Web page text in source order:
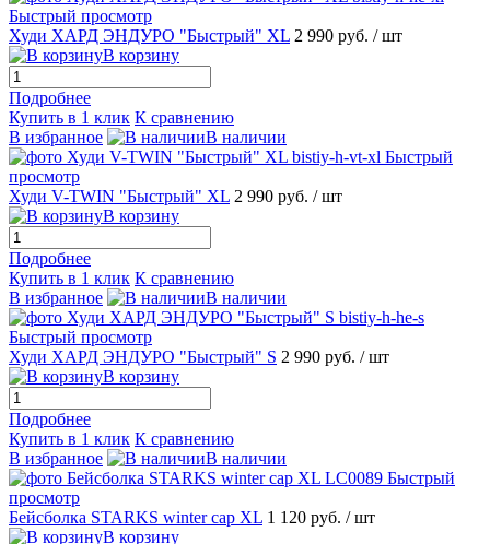
Быстрый просмотр
Худи ХАРД ЭНДУРО "Быстрый" XL 2 990 руб. / шт
В корзину
Подробнее
Купить в 1 клик К сравнению
В избранное
В наличии
Быстрый
просмотр
Худи V-TWIN "Быстрый" XL 2 990 руб. / шт
В корзину
Подробнее
Купить в 1 клик К сравнению
В избранное
В наличии
Быстрый просмотр
Худи ХАРД ЭНДУРО "Быстрый" S 2 990 руб. / шт
В корзину
Подробнее
Купить в 1 клик К сравнению
В избранное
В наличии
Быстрый
просмотр
Бейсболка STARKS winter cap XL 1 120 руб. / шт
В корзину